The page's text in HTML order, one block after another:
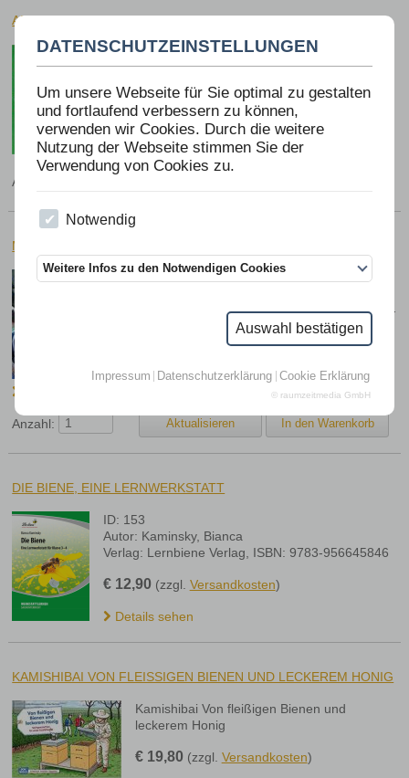
DATENSCHUTZEINSTELLUNGEN
Um unsere Webseite für Sie optimal zu gestalten
und fortlaufend verbessern zu können,
verwenden wir Cookies. Durch die weitere
Nutzung der Webseite stimmen Sie der
Verwendung von Cookies zu.
Notwendig
Weitere Infos zu den Notwendigen Cookies
Auswahl bestätigen
Impressum Datenschutzerklärung Cookie Erklärung
© raumzeitmedia GmbH
ARTENSCHUTZ IN UNTERRICHTSBEISPIELEN TEIL 1
ID: 5
Autor: Hintermeier, Helmut
Verlag: Selbstverlag, ISBN: 978-3-403-02743-0
€21,90 (zzgl.Versandkosten)
Details sehen
Anzahl:
MIT KINDERN IM BIENENGARTEN
ID: 337
Verlag: Verlag Freies Geistesleben, ISBN: 978-
Anzahl:
DIE BIENE, EINE LERNWERKSTATT
ID: 153
Autor: Kaminsky, Bianca
Verlag: Lernbiene Verlag, ISBN: 9783-956645846
€12,90 (zzgl. Versandkosten)
Details sehen
KAMISHIBAI VON FLEISSIGEN BIENEN UND LECKEREM HONIG
Kamishibai Von fleißigen Bienen und
leckerem Honig
€19,80 (zzgl. Versandkosten)